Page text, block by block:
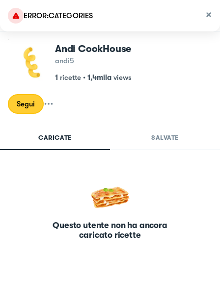
ERROR:CATEGORIES
Andi CookHouse
andi5
1 ricette • 1,4mila views
Segui
CARICATE SALVATE
Questo utente non ha ancora
caricato ricette